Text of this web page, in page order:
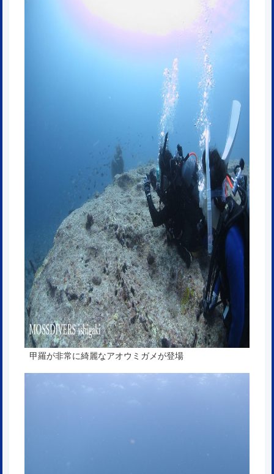
甲羅が非常に綺麗なアオウミガメが登場